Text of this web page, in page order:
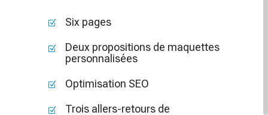
Z Six pages
Z
Deux propositions de maquettes
personnalisées
Z Optimisation SEO
Z
Trois allers-retours de